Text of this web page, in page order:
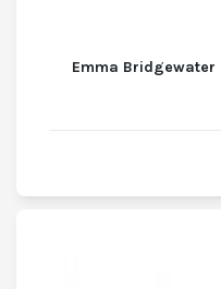
Emma Bridgewater